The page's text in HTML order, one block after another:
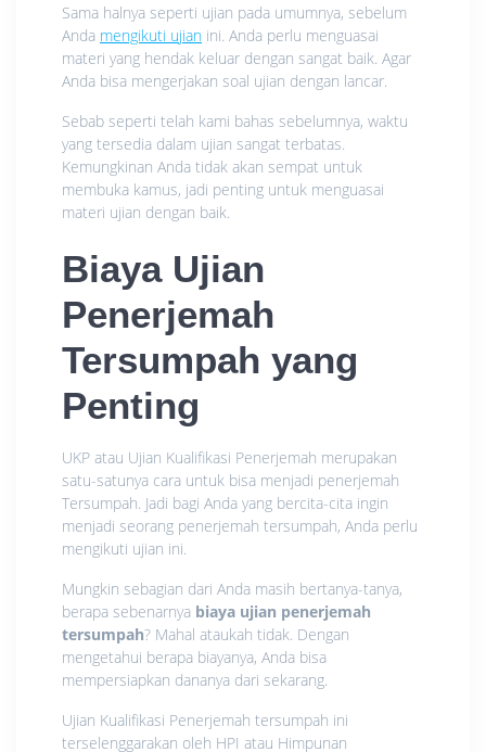
Sama halnya seperti ujian pada umumnya, sebelum
Anda mengikuti ujian ini. Anda perlu menguasai
materi yang hendak keluar dengan sangat baik. Agar
Anda bisa mengerjakan soal ujian dengan lancar.
Sebab seperti telah kami bahas sebelumnya, waktu
yang tersedia dalam ujian sangat terbatas.
Kemungkinan Anda tidak akan sempat untuk
membuka kamus, jadi penting untuk menguasai
materi ujian dengan baik.
Biaya Ujian
Penerjemah
Tersumpah yang
Penting
UKP atau Ujian Kualifikasi Penerjemah merupakan
satu-satunya cara untuk bisa menjadi penerjemah
Tersumpah. Jadi bagi Anda yang bercita-cita ingin
menjadi seorang penerjemah tersumpah, Anda perlu
mengikuti ujian ini.
Mungkin sebagian dari Anda masih bertanya-tanya,
berapa sebenarnya biaya ujian penerjemah
tersumpah? Mahal ataukah tidak. Dengan
mengetahui berapa biayanya, Anda bisa
mempersiapkan dananya dari sekarang.
Ujian Kualifikasi Penerjemah tersumpah ini
terselenggarakan oleh HPI atau Himpunan